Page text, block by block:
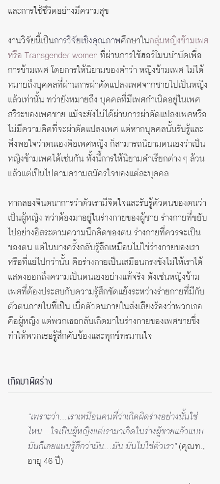
และการใช้ชีวิตอย่างมีความสุข
งานวิจัยนี้เป็นการวิจัยเชิงคุณภาพศึกษาในกลุ่มหญิงข้ามเพศ
หรือ Transgender women ที่ผ่านการใช้ฮอร์โมนบำบัดเพื่อ
การข้ามเพศ โดยการให้นิยามของคำว่า หญิงข้ามเพศ ไม่ได้
หมายถึงบุคคลที่ผ่านการผ่าตัดแปลงเพศจากชายไปเป็นหญิง
แล้วเท่านั้น ทว่ายังหมายถึง บุคคลที่มีเพศกำเนิดอยู่ในเพศ
สรีระของเพศชาย แม้จะยังไม่ได้ผ่านการผ่าตัดแปลงเพศหรือ
ไม่มีความคิดที่จะผ่าตัดแปลงเพศ แต่หากบุคคลนั้นรับรู้และ
พึงพอใจว่าตนเองคือเพศหญิง ก็สามารถนิยามตนเองว่าเป็น
หญิงข้ามเพศได้เช่นกัน ทั้งนี้การให้นิยามคำเรียกต่าง ๆ ล้วน
แล้วแต่เป็นไปตามความสมัครใจของแต่ละบุคคล
หากลองจินตนาการว่าตัวเรามีจิตใจและรับรู้ตัวตนของตนว่า
เป็นผู้หญิง ทว่าต้องมาอยู่ในร่างกายของผู้ชาย ร่างกายที่ขยับ
ไปอย่างอิสระตามความนึกคิดของตน ร่างกายที่ควรจะเป็น
ของตน แต่ในบางครั้งกลับรู้สึกเหมือนไม่ใช่ร่างกายของเรา
หรือที่แย่ไปกว่านั้น คือร่างกายเป็นเสมือนกรงขังไม่ให้เราได้
แสดงออกถึงความเป็นตนเองอย่างแท้จริง ดังเช่นหญิงข้าม
เพศที่ต้องประสบกับความรู้สึกขัดแย้งระหว่างร่ายกายที่มีกับ
ตัวตนภายในที่เป็น เมื่อตัวตนภายในส่งเสียงร้องว่าพวกเธอ
คือผู้หญิง แต่พวกเธอกลับเกิดมาในร่างกายของเพศชายซึ่ง
ทำให้พวกเธอรู้สึกคับข้องและทุกข์ทรมานใจ
เกิดมาผิดร่าง
“เพราะว่า…เราเหมือนคนที่ว่าเกิดผิดร่างอย่างนั้นใช่
ไหม…ใจเป็นผู้หญิงแต่เรามาเกิดในร่างผู้ชายแล้วแบบ
มันก็เลยแบบรู้สึกว่ามัน…มัน มันไม่ใช่ตัวเรา”(คุณท.,
อายุ 46 ปี)